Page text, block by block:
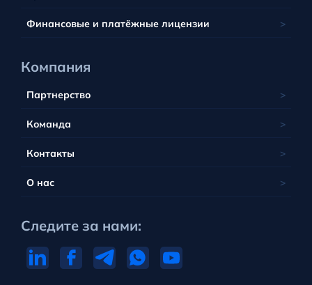
Финансовые и платёжные лицензии
Компания
Партнерство
Команда
Контакты
О нас
Следите за нами: